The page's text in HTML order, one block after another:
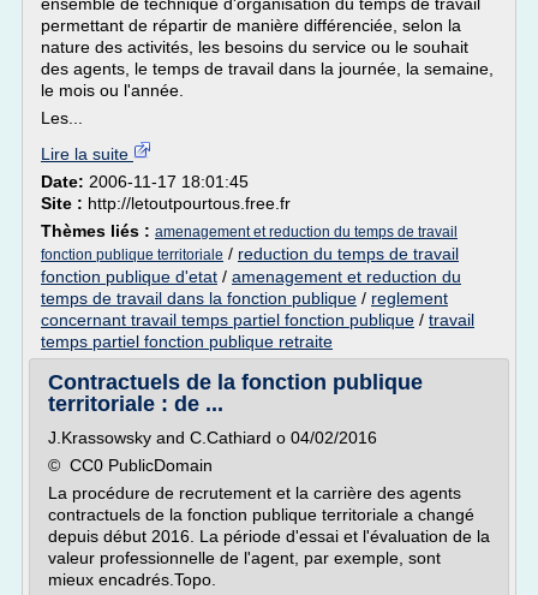
permettant de répartir de manière différenciée, selon la
nature des activités, les besoins du service ou le souhait
des agents, le temps de travail dans la journée, la semaine,
le mois ou l'année.
Les...
Lire la suite
Date: 2006-11-17 18:01:45
Site : http://letoutpourtous.free.fr
Thèmes liés : amenagement et reduction du temps de travail
fonction publique territoriale / reduction du temps de travail
fonction publique d'etat / amenagement et reduction du
temps de travail dans la fonction publique / reglement
concernant travail temps partiel fonction publique / travail
temps partiel fonction publique retraite
Contractuels de la fonction publique
territoriale : de ...
J.Krassowsky and C.Cathiard o 04/02/2016
© CC0 PublicDomain
La procédure de recrutement et la carrière des agents
contractuels de la fonction publique territoriale a changé
depuis début 2016. La période d'essai et l'évaluation de la
valeur professionnelle de l'agent, par exemple, sont
mieux encadrés.Topo.